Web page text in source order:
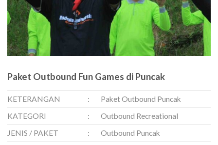
Paket Outbound Fun Games di Puncak
KETERANGAN :
Paket Outbound Puncak
KATEGORI
:
Outbound Recreational
JENIS / PAKET
:
Outbound Puncak